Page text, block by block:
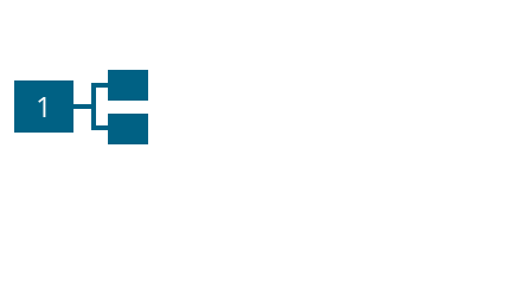
1